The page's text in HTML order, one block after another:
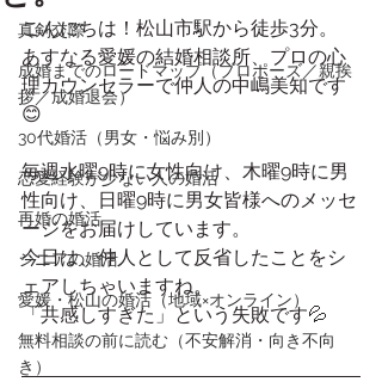
真剣交際
成婚までのロードマップ（プロポーズ／親挨
拶／成婚退会）
30代婚活（男女・悩み別）
恋愛経験が少ない人の婚活
再婚の婚活
シニアの婚活
愛媛・松山の婚活（地域×オンライン）
無料相談の前に読む（不安解消・向き不向
き）
こんにちは！松山市駅から徒歩3分。
あすなる愛媛の結婚相談所、プロの心
理カウンセラーで仲人の中嶋美知です
😊
毎週水曜9時に女性向け、木曜9時に男
性向け、日曜9時に男女皆様へのメッセ
ージをお届けしています。
今日は、仲人として反省したことをシ
ェアしちゃいますね。
「共感しすぎた」という失敗です💦